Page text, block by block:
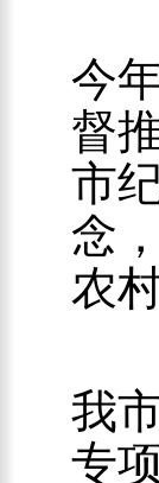
“
今
督
市
念
农
乡
我
专